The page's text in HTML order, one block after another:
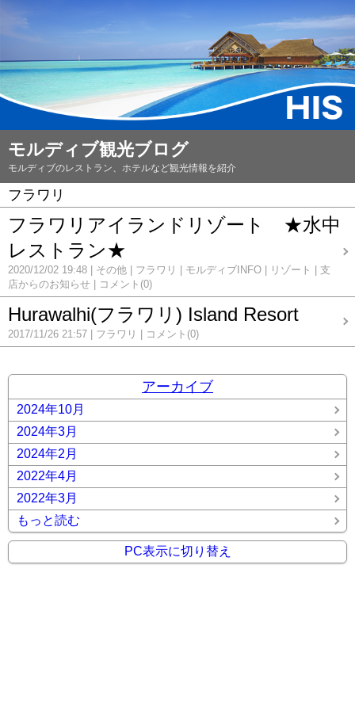
モルディブ観光ブログ
モルディブのレストラン、ホテルなど観光情報を紹介
フラワリ
フラワリアイランドリゾート ★水中
レストラン★
2020/12/02 19:48 その他 フラワリ モルディブINFO リゾート
支
店からのお知らせ
コメント(0)
Hurawalhi(フラワリ) Island Resort
2017/11/26 21:57 フラワリ コメント(0)
アーカイブ
2024年10月
2024年3月
2024年2月
2022年4月
2022年3月
もっと読む
PC表示に切り替え